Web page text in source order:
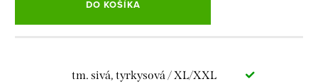
DO KOŠÍKA
tm. sivá, tyrkysová / XL/XXL